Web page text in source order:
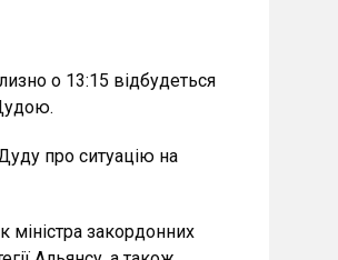
о 13:15 відбудеться
про ситуацію на
закордонних